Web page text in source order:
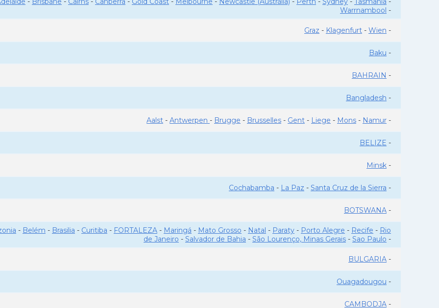
Warrnambool -
Graz - Klagenfurt - Wien -
Baku -
BAHRAIN -
Bangladesh -
Aalst - Antwerpen - Brugge - Brusselles - Gent - Liege - Mons - Namur -
BELIZE -
Minsk -
Cochabamba - La Paz - Santa Cruz de la Sierra -
BOTSWANA -
- Belém - Brasilia - Curitiba - FORTALEZA - Maringá - Mato Grosso - Natal - Paraty - Porto Alegre - Recife - Rio
de Janeiro - Salvador de Bahia - São Lourenço, Minas Gerais - Sao Paulo -
BULGARIA -
Ouagadougou -
CAMBODJA -